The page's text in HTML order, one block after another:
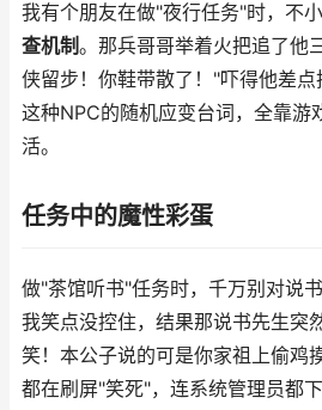
我有个朋友在做"夜行任务"时，不
查机制。那兵哥哥举着火把追了他
侠留步！你鞋带散了！"吓得他差点
这种NPC的随机应变台词，全靠游
活。
任务中的魔性彩蛋
做"茶馆听书"任务时，千万别对说
我笑点没控住，结果那说书先生突
笑！本公子说的可是你家祖上偷鸡
都在刷屏"笑死"，连系统管理员都